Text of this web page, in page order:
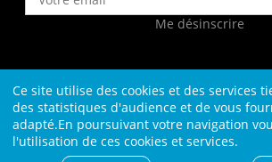
Ce site utilise des cookies et des services
des statistiques d'audience et de vous
adapté.En poursuivant votre navigation
l'utilisation de ces cookies et services.
Me désinscrire
Contact Plan du site Qui
Charte L4M
Conditions